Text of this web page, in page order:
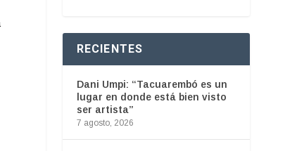
RECIENTES
Dani Umpi: “Tacuarembó es un
lugar en donde está bien visto
ser artista”
7 agosto, 2026